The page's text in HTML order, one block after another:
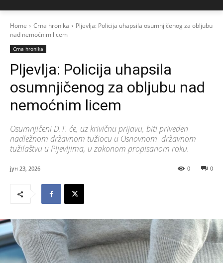
Home Crna hronika
Pljevlja: Policija uhapsila osumnjičenog za obljubu
nad nemoćnim licem
Crna hronika
Pljevlja: Policija uhapsila
osumnjičenog za obljubu nad
nemoćnim licem
Osumnjičeni D.T. će, uz krivičnu prijavu, biti priveden
nadležnom državnom tužiocu u Osnovnom državnom
tužilaštvu u Pljevljima, u zakonom propisanom roku.
јун 23, 2026 0
0